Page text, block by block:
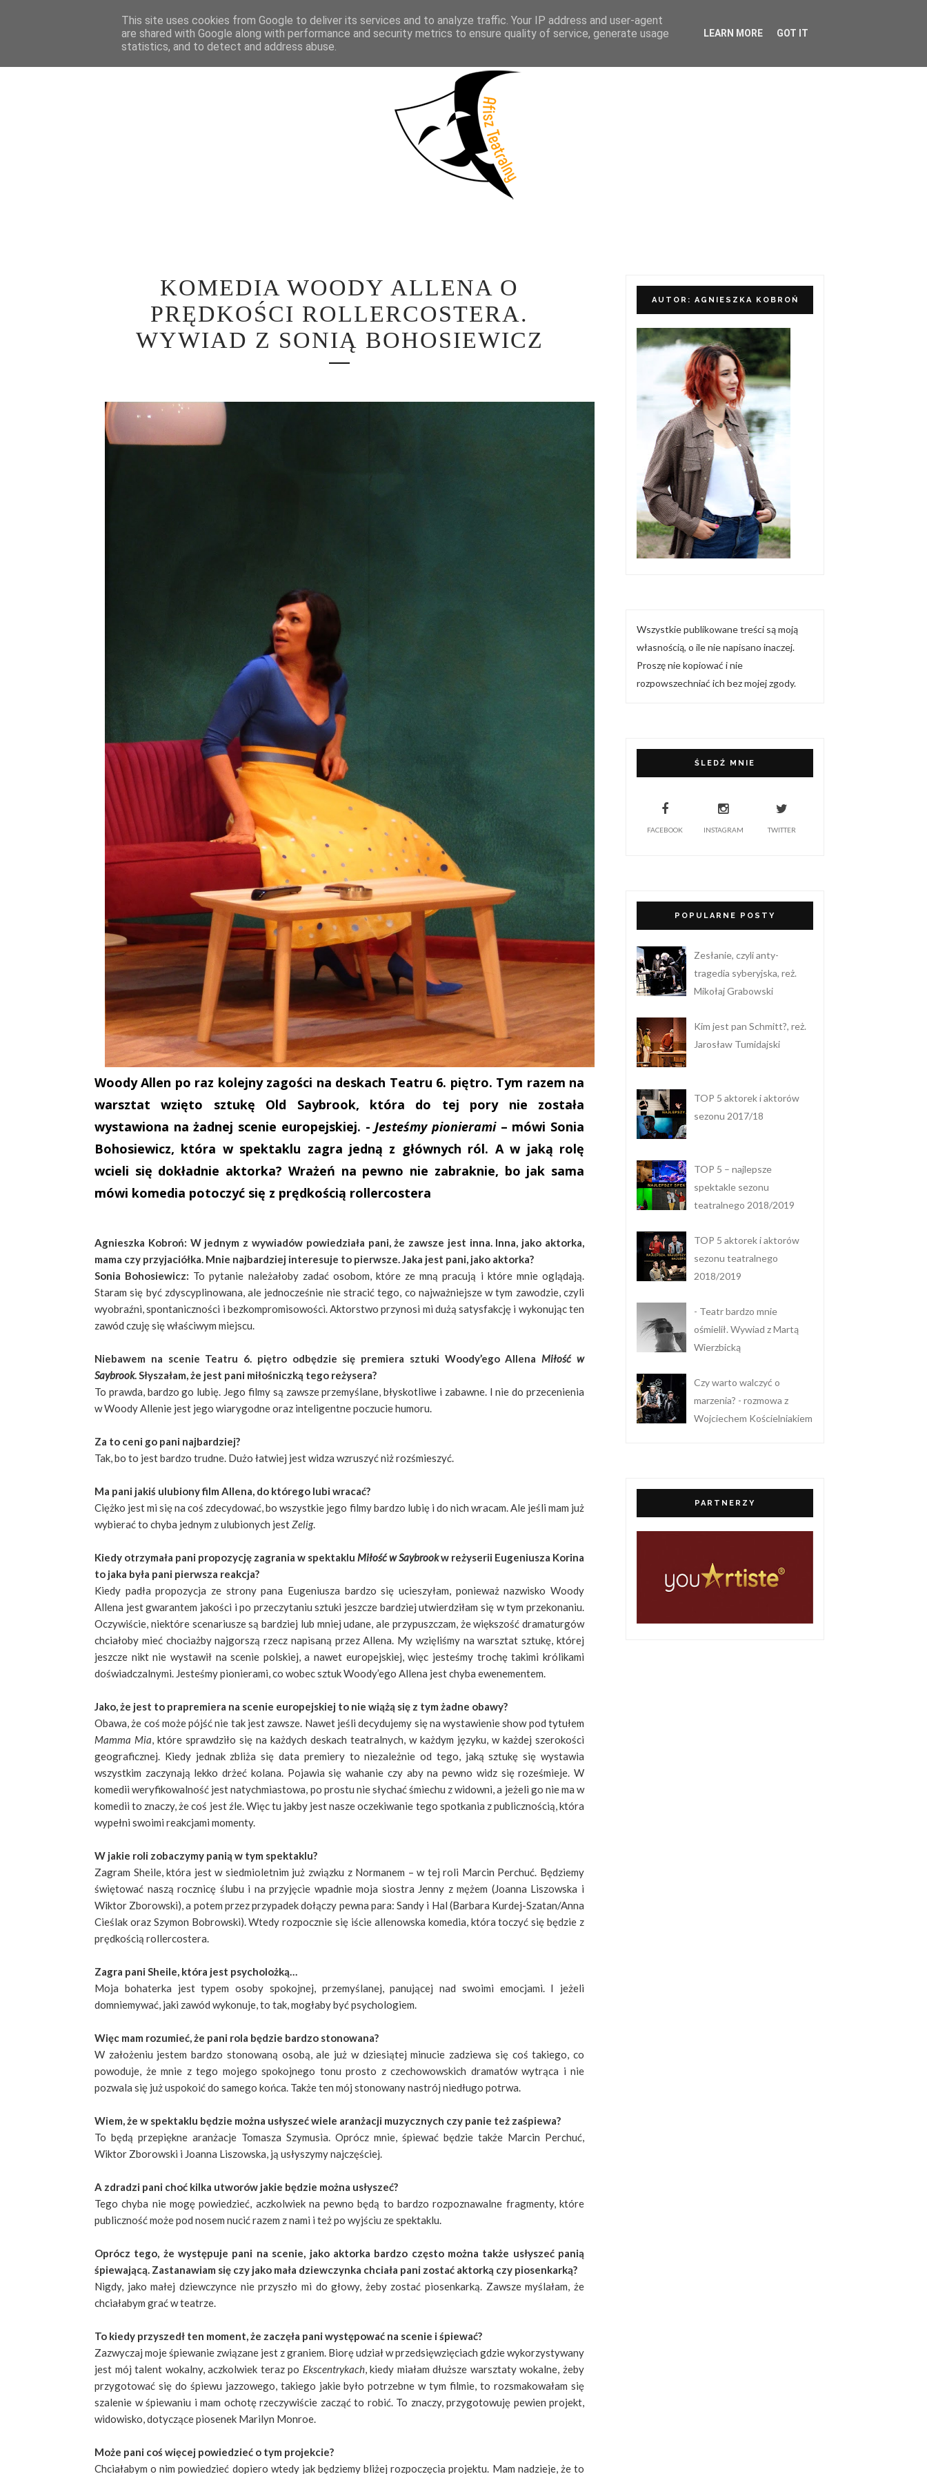
STRONA GŁÓWNA WOKÓŁ TEATRU SPEKTAKLE WYWIADY LITERATURA PRÓBY MEDIALNE WSPÓŁPRACA I KONTAKT
KOMEDIA WOODY ALLENA O
PRĘDKOŚCI ROLLERCOSTERA.
WYWIAD Z SONIĄ BOHOSIEWICZ
Woody Allen po raz kolejny zagości na deskach Teatru 6. piętro. Tym razem na
warsztat wzięto sztukę Old Saybrook, która do tej pory nie została
wystawiona na żadnej scenie europejskiej. -Jesteśmy pionierami – mówi Sonia
Bohosiewicz, która w spektaklu zagra jedną z głównych ról. A w jaką rolę
wcieli się dokładnie aktorka? Wrażeń na pewno nie zabraknie, bo jak sama
mówi komedia potoczyć się z prędkością rollercostera
Agnieszka Kobroń: W jednym z wywiadów powiedziała pani, że zawsze jest inna. Inna, jako aktorka,
mama czy przyjaciółka. Mnie najbardziej interesuje to pierwsze. Jaka jest pani, jako aktorka?
Sonia Bohosiewicz: To pytanie należałoby zadać osobom, które ze mną pracują i które mnie oglądają.
Staram się być zdyscyplinowana, ale jednocześnie nie stracić tego, co najważniejsze w tym zawodzie, czyli
wyobraźni, spontaniczności i bezkompromisowości. Aktorstwo przynosi mi dużą satysfakcję i wykonując ten
zawód czuję się właściwym miejscu.
Niebawem na scenie Teatru 6. piętro odbędzie się premiera sztuki Woody’ego AllenaMiłość w
Saybrook. Słyszałam, że jest pani miłośniczką tego reżysera?
To prawda, bardzo go lubię. Jego filmy są zawsze przemyślane, błyskotliwe i zabawne. I nie do przecenienia
w Woody Allenie jest jego wiarygodne oraz inteligentne poczucie humoru.
Za to ceni go pani najbardziej?
Tak, bo to jest bardzo trudne. Dużo łatwiej jest widza wzruszyć niż rozśmieszyć.
Ma pani jakiś ulubiony film Allena, do którego lubi wracać?
Ciężko jest mi się na coś zdecydować, bo wszystkie jego filmy bardzo lubię i do nich wracam. Ale jeśli mam już
wybierać to chyba jednym z ulubionych jestZelig.
Kiedy otrzymała pani propozycję zagrania w spektaklu Miłość w Saybrookw reżyserii Eugeniusza Korina
to jaka była pani pierwsza reakcja?
Kiedy padła propozycja ze strony pana Eugeniusza bardzo się ucieszyłam, ponieważ nazwisko Woody
Allena jest gwarantem jakości i po przeczytaniu sztuki jeszcze bardziej utwierdziłam się w tym przekonaniu.
Oczywiście, niektóre scenariusze są bardziej lub mniej udane, ale przypuszczam, że większość dramaturgów
chciałoby mieć chociażby najgorszą rzecz napisaną przez Allena. My wzięliśmy na warsztat sztukę, której
jeszcze nikt nie wystawił na scenie polskiej, a nawet europejskiej, więc jesteśmy trochę takimi królikami
doświadczalnymi. Jesteśmy pionierami, co wobec sztuk Woody’ego Allena jest chyba ewenementem.
Jako, że jest to prapremiera na scenie europejskiej to nie wiążą się z tym żadne obawy?
Obawa, że coś może pójść nie tak jest zawsze. Nawet jeśli decydujemy się na wystawienie show pod tytułem
Mamma Mia, które sprawdziło się na każdych deskach teatralnych, w każdym języku, w każdej szerokości
geograficznej. Kiedy jednak zbliża się data premiery to niezależnie od tego, jaką sztukę się wystawia
wszystkim zaczynają lekko drżeć kolana. Pojawia się wahanie czy aby na pewno widz się roześmieje. W
komedii weryfikowalność jest natychmiastowa, po prostu nie słychać śmiechu z widowni, a jeżeli go nie ma w
komedii to znaczy, że coś jest źle. Więc tu jakby jest nasze oczekiwanie tego spotkania z publicznością, która
wypełni swoimi reakcjami momenty.
W jakie roli zobaczymy panią w tym spektaklu?
Zagram Sheile, która jest w siedmioletnim już związku z Normanem – w tej roli Marcin Perchuć. Będziemy
świętować naszą rocznicę ślubu i na przyjęcie wpadnie moja siostra Jenny z mężem (Joanna Liszowska i
Wiktor Zborowski), a potem przez przypadek dołączy pewna para: Sandy i Hal (Barbara Kurdej-Szatan/Anna
Cieślak oraz Szymon Bobrowski). Wtedy rozpocznie się iście allenowska komedia, która toczyć się będzie z
prędkością rollercostera.
Zagra pani Sheile, która jest psycholożką…
Moja bohaterka jest typem osoby spokojnej, przemyślanej, panującej nad swoimi emocjami. I jeżeli
domniemywać, jaki zawód wykonuje, to tak, mogłaby być psychologiem.
Więc mam rozumieć, że pani rola będzie bardzo stonowana?
W założeniu jestem bardzo stonowaną osobą, ale już w dziesiątej minucie zadziewa się coś takiego, co
powoduje, że mnie z tego mojego spokojnego tonu prosto z czechowowskich dramatów wytrąca i nie
pozwala się już uspokoić do samego końca. Także ten mój stonowany nastrój niedługo potrwa.
Wiem, że w spektaklu będzie można usłyszeć wiele aranżacji muzycznych czy panie też zaśpiewa?
To będą przepiękne aranżacje Tomasza Szymusia. Oprócz mnie, śpiewać będzie także Marcin Perchuć,
Wiktor Zborowski i Joanna Liszowska, ją usłyszymy najczęściej.
A zdradzi pani choć kilka utworów jakie będzie można usłyszeć?
Tego chyba nie mogę powiedzieć, aczkolwiek na pewno będą to bardzo rozpoznawalne fragmenty, które
publiczność może pod nosem nucić razem z nami i też po wyjściu ze spektaklu.
Oprócz tego, że występuje pani na scenie, jako aktorka bardzo często można także usłyszeć panią
śpiewającą. Zastanawiam się czy jako mała dziewczynka chciała pani zostać aktorką czy piosenkarką?
Nigdy, jako małej dziewczynce nie przyszło mi do głowy, żeby zostać piosenkarką. Zawsze myślałam, że
chciałabym grać w teatrze.
To kiedy przyszedł ten moment, że zaczęła pani występować na scenie i śpiewać?
Zazwyczaj moje śpiewanie związane jest z graniem. Biorę udział w przedsięwzięciach gdzie wykorzystywany
jest mój talent wokalny, aczkolwiek teraz po Ekscentrykach, kiedy miałam dłuższe warsztaty wokalne, żeby
przygotować się do śpiewu jazzowego, takiego jakie było potrzebne w tym filmie, to rozsmakowałam się
szalenie w śpiewaniu i mam ochotę rzeczywiście zacząć to robić. To znaczy, przygotowuję pewien projekt,
widowisko, dotyczące piosenek Marilyn Monroe.
Może pani coś więcej powiedzieć o tym projekcie?
Chciałabym o nim powiedzieć dopiero wtedy jak będziemy bliżej rozpoczęcia projektu. Mam nadzieje, że to
AUTOR: AGNIESZKA KOBROŃ
Wszystkie publikowane treści są moją
własnością, o ile nie napisano inaczej.
Proszę nie kopiować i nie
rozpowszechniać ich bez mojej zgody.
ŚLEDŹ MNIE
FACEBOOK INSTAGRAM TWITTER
POPULARNE POSTY
Zesłanie, czyli anty-
tragedia syberyjska, reż.
Mikołaj Grabowski
Kim jest pan Schmitt?, reż.
Jarosław Tumidajski
TOP 5 aktorek i aktorów
sezonu 2017/18
TOP 5 – najlepsze
spektakle sezonu
teatralnego 2018/2019
TOP 5 aktorek i aktorów
sezonu teatralnego
2018/2019
- Teatr bardzo mnie
ośmielił. Wywiad z Martą
Wierzbicką
Czy warto walczyć o
marzenia? - rozmowa z
Wojciechem Kościelniakiem
PARTNERZY
This site uses cookies from Google to deliver its services and to analyze traffic. Your IP address and user-agent
are shared with Google along with performance and security metrics to ensure quality of service, generate usage
statistics, and to detect and address abuse.
LEARN MORE GOT IT